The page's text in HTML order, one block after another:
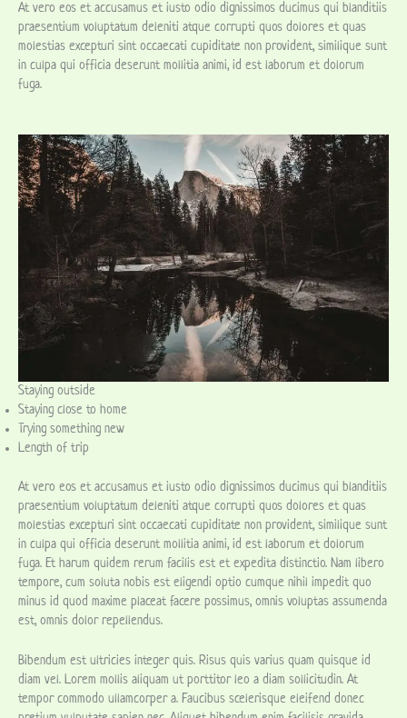
At vero eos et accusamus et iusto odio dignissimos ducimus qui blanditiis
praesentium voluptatum deleniti atque corrupti quos dolores et quas
molestias excepturi sint occaecati cupiditate non provident, similique sunt
in culpa qui officia deserunt mollitia animi, id est laborum et dolorum
fuga.
Staying outside
Staying close to home
Trying something new
Length of trip
At vero eos et accusamus et iusto odio dignissimos ducimus qui blanditiis
praesentium voluptatum deleniti atque corrupti quos dolores et quas
molestias excepturi sint occaecati cupiditate non provident, similique sunt
in culpa qui officia deserunt mollitia animi, id est laborum et dolorum
fuga. Et harum quidem rerum facilis est et expedita distinctio. Nam libero
tempore, cum soluta nobis est eligendi optio cumque nihil impedit quo
minus id quod maxime placeat facere possimus, omnis voluptas assumenda
est, omnis dolor repellendus.
Bibendum est ultricies integer quis. Risus quis varius quam quisque id
diam vel. Lorem mollis aliquam ut porttitor leo a diam sollicitudin. At
tempor commodo ullamcorper a. Faucibus scelerisque eleifend donec